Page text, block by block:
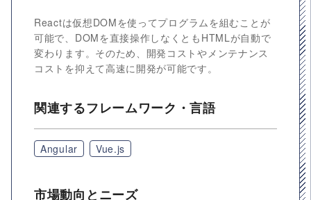
Reactは仮想DOMを使ってプログラムを組むことが
可能で、DOMを直接操作しなくともHTMLが自動で
変わります。そのため、開発コストやメンテナンス
コストを抑えて高速に開発が可能です。
関連するフレームワーク・言語
Angular Vue.js
市場動向とニーズ